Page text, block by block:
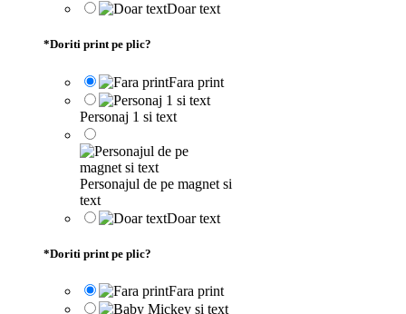
Doar text
*Doriti print pe plic?
Fara print
Personaj 1 si text
Personajul de pe magnet si
text
Doar text
*Doriti print pe plic?
Fara print